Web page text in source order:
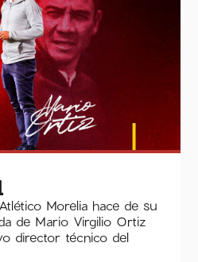
Morelia hace de su
de Mario Virgilio Ortiz
director técnico del